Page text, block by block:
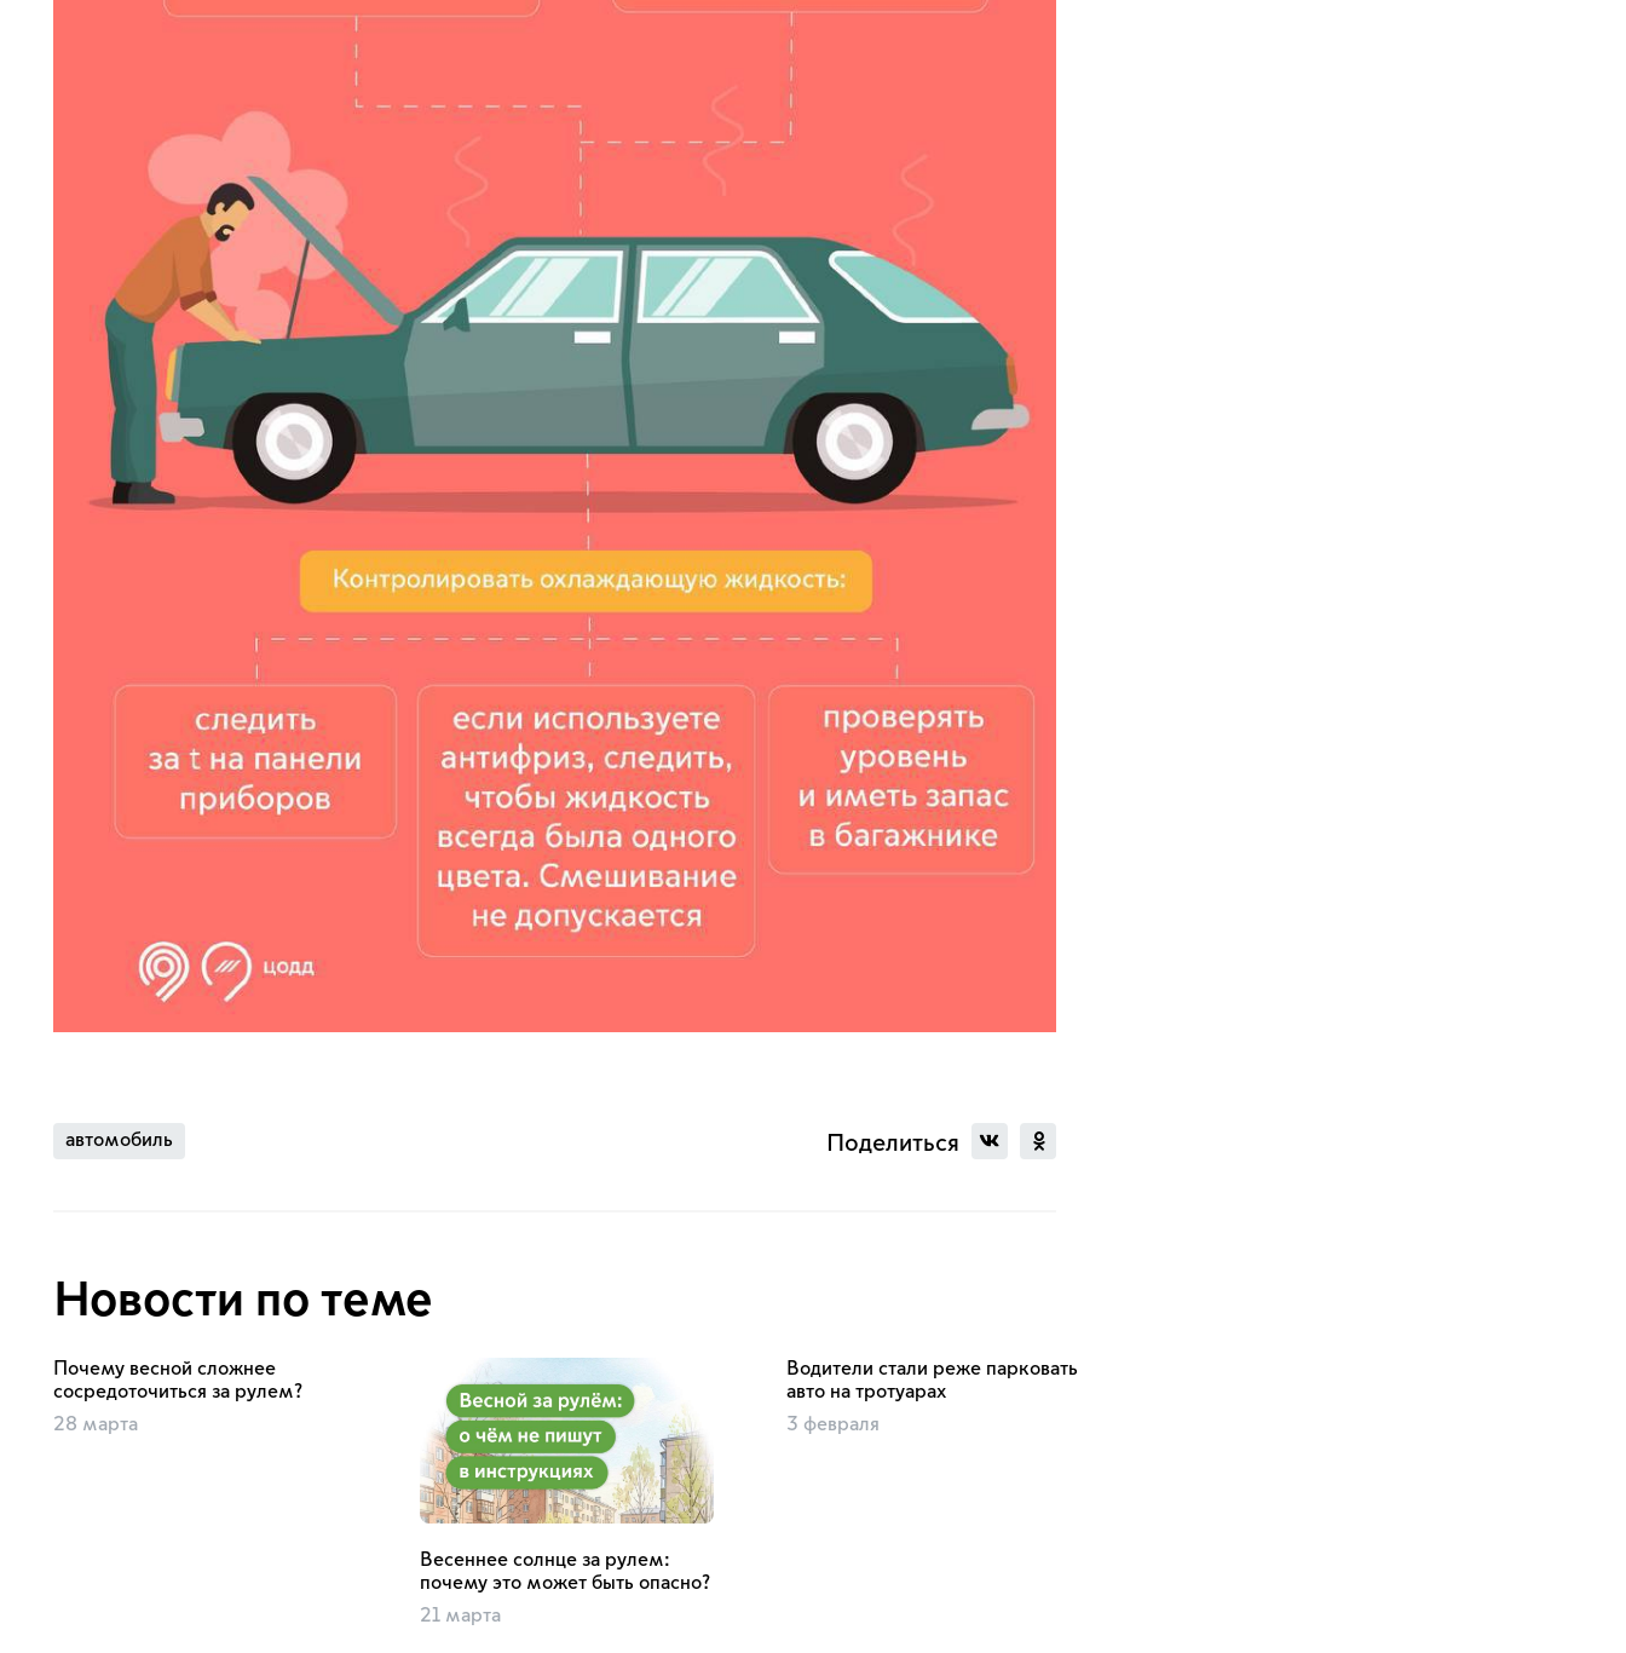
автомобиль Поделиться
Новости по теме
Почему весной сложнее
сосредоточиться за рулем?
28 марта
Весеннее солнце за рулем:
почему это может быть опасно?
21 марта
Водители стали реже парковать
авто на тротуарах
3 февраля